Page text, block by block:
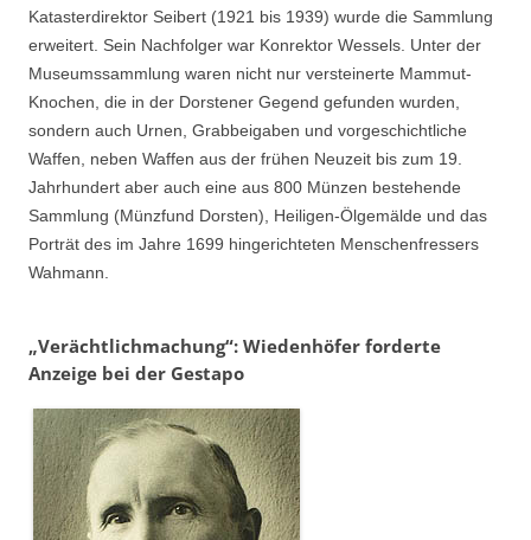
Katasterdirektor Seibert (1921 bis 1939) wurde die Sammlung
erweitert. Sein Nachfolger war Konrektor Wessels. Unter der
Museumssammlung waren nicht nur versteinerte Mammut-
Knochen, die in der Dorstener Gegend gefunden wurden,
sondern auch Urnen, Grabbeigaben und vorgeschichtliche
Waffen, neben Waffen aus der frühen Neuzeit bis zum 19.
Jahrhundert aber auch eine aus 800 Münzen bestehende
Sammlung (Münzfund Dorsten), Heiligen-Ölgemälde und das
Porträt des im Jahre 1699 hingerichteten Menschenfressers
Wahmann.
„Verächtlichmachung“: Wiedenhöfer forderte
Anzeige bei der Gestapo